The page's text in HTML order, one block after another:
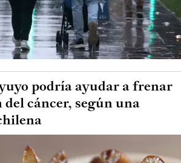
podría ayudar a frenar
cáncer, según una